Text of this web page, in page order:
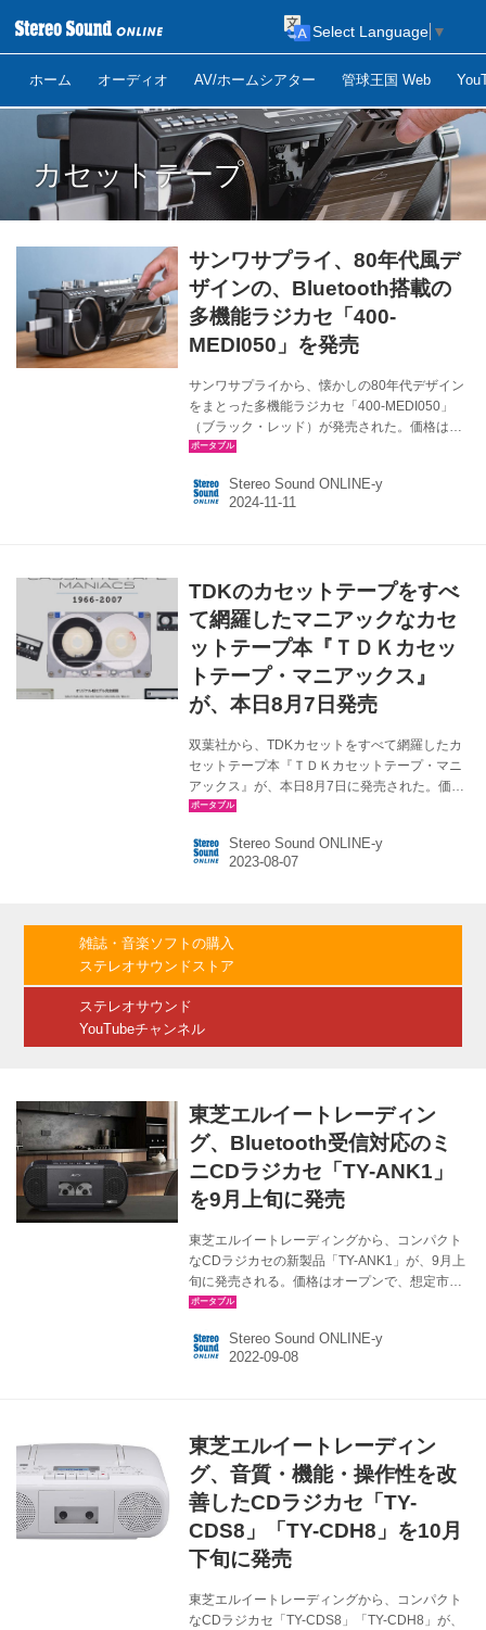
ホーム オーディオ AV/ホームシアター 管球王国 Web
Select Language ▼
カセットテープ
サンワサプライ、80年代風デ
ザインの、Bluetooth搭載の
多機能ラジカセ「400-
MEDI050」を発売
サンワサプライから、懐かしの80年代デザイン
をまとった多機能ラジカセ「400-MEDI050」
（ブラック・レッド）が発売された。価格はオ
ープンで、同社直販サイト価格は￥13,800（税
たラジカセのデザインをまとったレトロ風味の
製品で、カセットテープの再生はもちろん可能
（単二）とAC電源の2ウェイ仕様。 主な特長 ・
Bluetooth機能搭載でカセットテープ、AM/FMラ
ジオを聴くことができる多機能製品...
Stereo Sound ONLINE-y
TDKのカセットテープをすべ
て網羅したマニアックなカセ
ットテープ本『ＴＤＫカセッ
トテープ・マニアックス』
が、本日8月7日発売
双葉社から、TDKカセットをすべて網羅したカ
セットテープ本『ＴＤＫカセットテープ・マニ
アックス』が、本日8月7日に発売された。価格
は￥1,980（税込）。 1970～80年代に青春時代
身近な存在だったカセットテープ。その時代、
家電メーカーやオーディオメーカー各社は、こ
わたりシェアナンバー１を誇り、カセットテー
プの代名詞とでも呼べるブランドだった。 同誌
Stereo Sound ONLINE-y
雑誌・音楽ソフトの購入
ステレオサウンドストア
ステレオサウンド
YouTubeチャンネル
東芝エルイートレーディン
グ、Bluetooth受信対応のミ
ニCDラジカセ「TY-ANK1」
を9月上旬に発売
東芝エルイートレーディングから、コンパクト
なCDラジカセの新製品「TY-ANK1」が、9月上
旬に発売される。価格はオープンで、想定市場
価格は￥11,000前後。 TY-ANK1は、ネオジウム
搭載しているのが特徴で、コンパクトなサイズ
ながら臨場感のあるサウンドが楽しめるとい
レスで受け取り、手軽にリスニングできるのも
ポイントになる。 その他、CD再生、AMラジオ
／FMラジオ（ワイドFM対応）聴取、カセット
テープ再...
Stereo Sound ONLINE-y
東芝エルイートレーディン
グ、音質・機能・操作性を改
善したCDラジカセ「TY-
CDS8」「TY-CDH8」を10月
下旬に発売
東芝エルイートレーディングから、コンパクト
なCDラジカセ「TY-CDS8」「TY-CDH8」が、